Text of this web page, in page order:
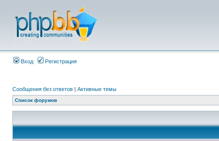
Вход Регистрация
Сообщения без ответов | Активные темы
Список форумов